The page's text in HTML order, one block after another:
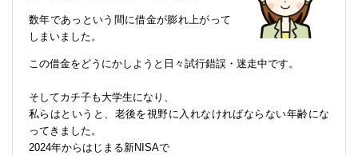
数年であっという間に借金が膨れ上がって
しまいました。
この借金をどうにかしようと日々試行錯誤・迷走中です。
そしてカチ子も大学生になり、
私らはというと、老後を視野に入れなければならない年齢にな
ってきました。
2024年からはじまる新NISAで